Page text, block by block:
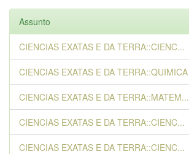
Assunto
CIENCIAS EXATAS E DA TERRA::CIENC...
CIENCIAS EXATAS E DA TERRA::QUIMICA
CIENCIAS EXATAS E DA TERRA::MATEM...
CIENCIAS EXATAS E DA TERRA::CIENC...
CIENCIAS EXATAS E DA TERRA::CIENC...